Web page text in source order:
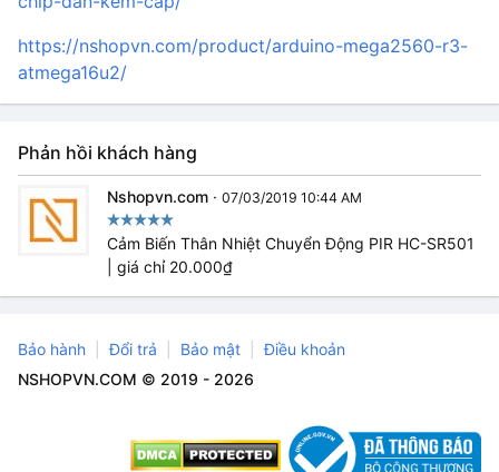
https://nshopvn.com/product/arduino-mega2560-r3-
atmega16u2/
Phản hồi khách hàng
Nshopvn.com · 07/03/2019 10:44 AM
Cảm Biến Thân Nhiệt Chuyển Động PIR HC-SR501
| giá chỉ 20.000₫
Bảo hành Đổi trả Bảo mật
Điều khoản
NSHOPVN.COM © 2019 - 2026